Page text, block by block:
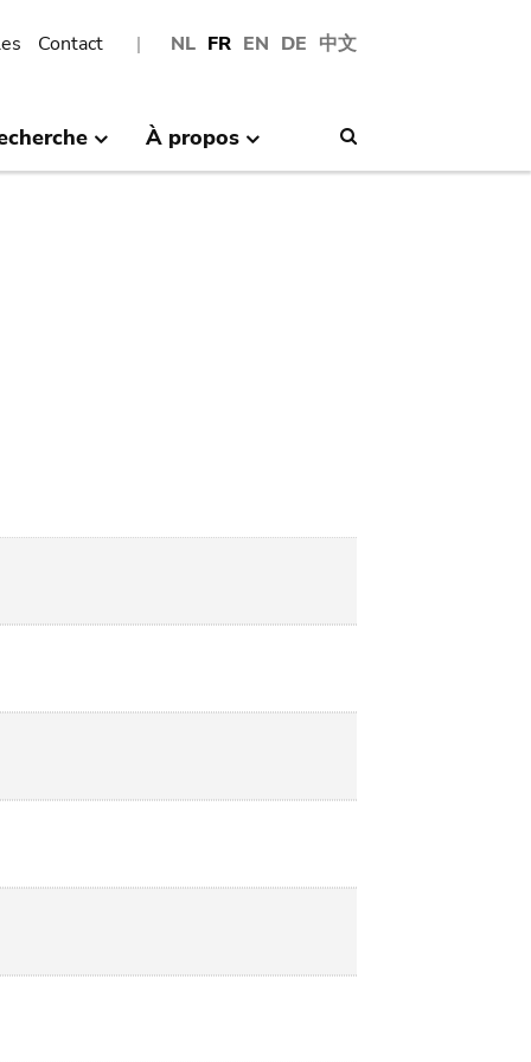
NL FR EN DE 中文
Contact
À propos